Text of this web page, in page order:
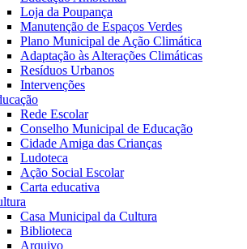
Loja da Poupança
Manutenção de Espaços Verdes
Plano Municipal de Ação Climática
Adaptação às Alterações Climáticas
Resíduos Urbanos
Intervenções
Rede Escolar
Conselho Municipal de Educação
Cidade Amiga das Crianças
Ludoteca
Ação Social Escolar
Carta educativa
Casa Municipal da Cultura
Biblioteca
Arquivo